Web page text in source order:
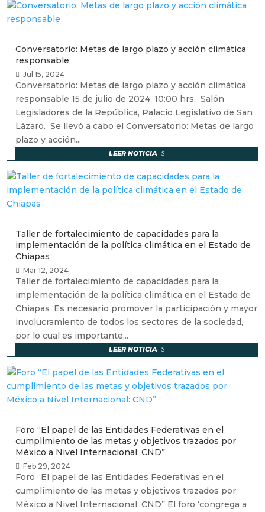
Conversatorio: Metas de largo plazo y acción climática
responsable
Jul 15, 2024
Conversatorio: Metas de largo plazo y acción climática
responsable 15 de julio de 2024, 10:00 hrs. Salón
Legisladores de la República, Palacio Legislativo de San
Lázaro. Se llevó a cabo el Conversatorio: Metas de largo
plazo y acción...
LEER NOTICIA
Taller de fortalecimiento de capacidades para la
implementación de la política climática en el Estado de
Chiapas
Mar 12, 2024
Taller de fortalecimiento de capacidades para la
implementación de la política climática en el Estado de
Chiapas ‘Es necesario promover la participación y mayor
involucramiento de todos los sectores de la sociedad,
por lo cual es importante...
LEER NOTICIA
Foro “El papel de las Entidades Federativas en el
cumplimiento de las metas y objetivos trazados por
México a Nivel Internacional: CND”
Feb 29, 2024
Foro “El papel de las Entidades Federativas en el
cumplimiento de las metas y objetivos trazados por
México a Nivel Internacional: CND” El foro ‘congrega a